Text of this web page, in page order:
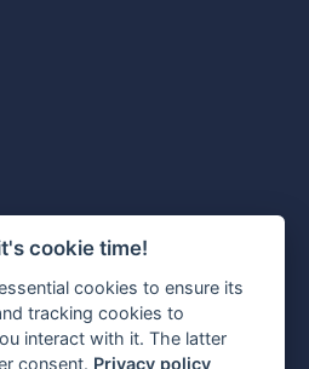
cookie time!
cookies to ensure its
tracking cookies to
interact with it. The latter
consent. Privacy policy